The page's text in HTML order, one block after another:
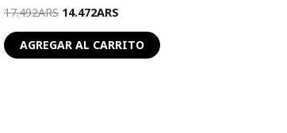
Valorado
de
5
17.492ARS 14.472ARS
AGREGAR AL CARRITO